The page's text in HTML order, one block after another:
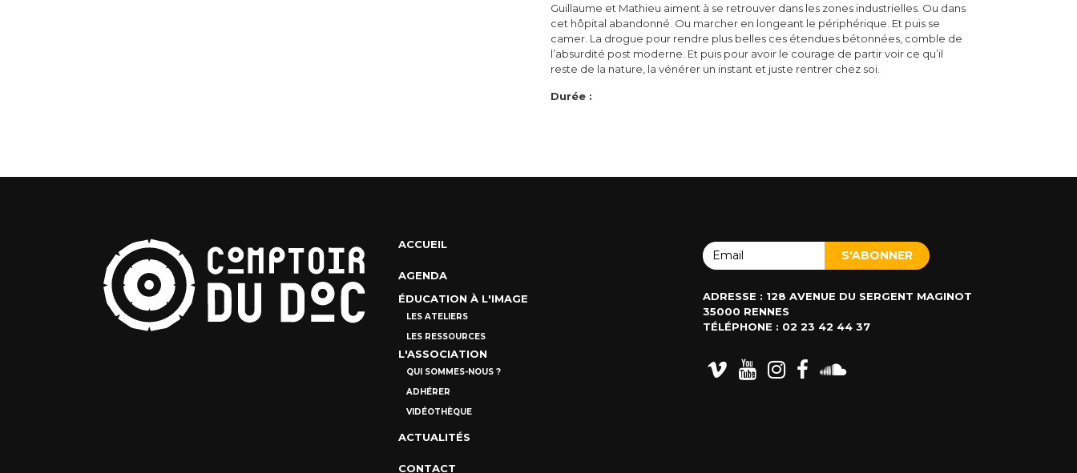
Guillaume et Mathieu aiment à se retrouver dans les zones industrielles. Ou dans
cet hôpital abandonné. Ou marcher en longeant le périphérique. Et puis se
camer. La drogue pour rendre plus belles ces étendues bétonnées, comble de
l’absurdité post moderne. Et puis pour avoir le courage de partir voir ce qu’il
reste de la nature, la vénérer un instant et juste rentrer chez soi.
Durée :
ACCUEIL
AGENDA
ÉDUCATION À L'IMAGE
LES ATELIERS
LES RESSOURCES
L'ASSOCIATION
QUI SOMMES-NOUS ?
ADHÉRER
VIDÉOTHÈQUE
ACTUALITÉS
CONTACT
ADRESSE : 128 AVENUE DU SERGENT MAGINOT
35000 RENNES
TÉLÉPHONE : 02 23 42 44 37